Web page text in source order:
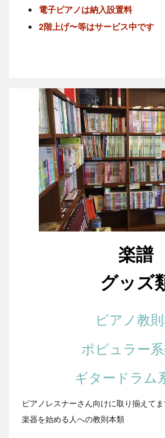
電子ピアノは納入設置料
2階上げ〜等はサービス中です
楽譜
グッズ
ピアノ教
ポピュラー
ギタードラム
ピアノレスナーさん向けに取り揃えて
楽器を始める人への教則本類